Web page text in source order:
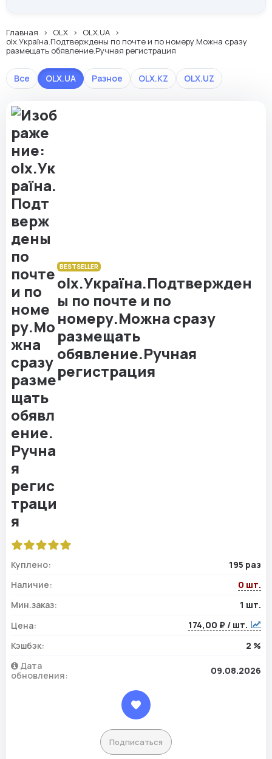
Главная OLX
OLX.UA
olx.Україна.Подтверждены по почте и по номеру.Можна сразу
размещать обявление.Ручная регистрация
Все OLX.UA Разное OLX.KZ OLX.UZ
BESTSELLER
olx.Україна.Подтвержден
ы по почте и по
номеру.Можна сразу
размещать
обявление.Ручная
регистрация
Куплено:
195 раз
Наличие:
0 шт.
Мин.заказ:
1 шт.
Цена:
174,00 ₽ / шт.
Кэшбэк:
2 %
Дата
обновления:
09.08.2026
Подписаться